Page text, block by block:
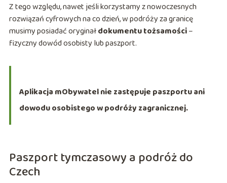
Z tego względu, nawet jeśli korzystamy z nowoczesnych
rozwiązań cyfrowych na co dzień, w podróży za granicę
musimy posiadać oryginałdokumentu tożsamości–
fizyczny dowód osobisty lub paszport.
Aplikacja mObywatel nie zastępuje paszportu ani
dowodu osobistego w podróży zagranicznej.
Paszport tymczasowy a podróż do
Czech